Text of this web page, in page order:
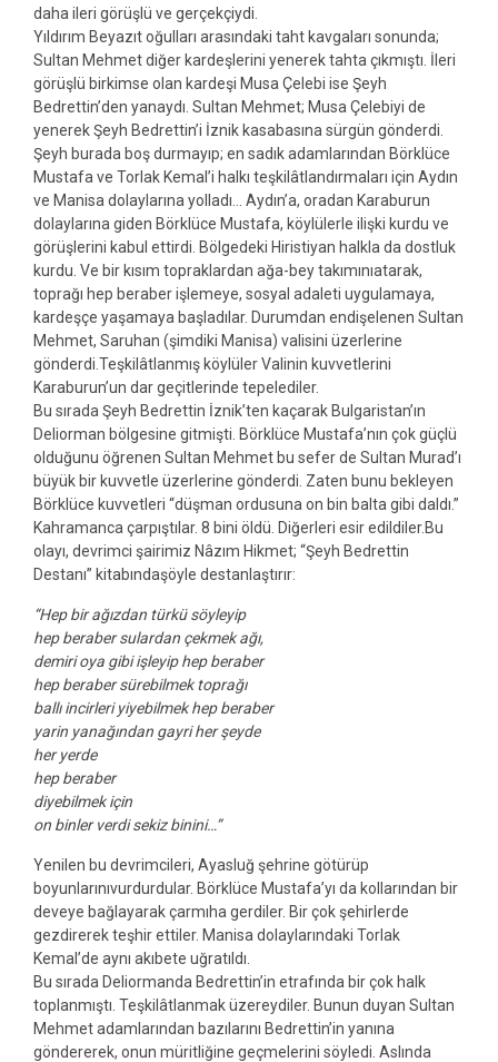
daha ileri görüşlü ve gerçekçiydi.
Yıldırım Beyazıt oğulları arasındaki taht kavgaları sonunda;
Sultan Mehmet diğer kardeşlerini yenerek tahta çıkmıştı. İleri
görüşlü birkimse olan kardeşi Musa Çelebi ise Şeyh
Bedrettin’den yanaydı. Sultan Mehmet; Musa Çelebiyi de
yenerek Şeyh Bedrettin’i İznik kasabasına sürgün gönderdi.
Şeyh burada boş durmayıp; en sadık adamlarından Börklüce
Mustafa ve Torlak Kemal’i halkı teşkilâtlandırmaları için Aydın
ve Manisa dolaylarına yolladı… Aydın’a, oradan Karaburun
dolaylarına giden Börklüce Mustafa, köylülerle ilişki kurdu ve
görüşlerini kabul ettirdi. Bölgedeki Hiristiyan halkla da dostluk
kurdu. Ve bir kısım topraklardan ağa-bey takımınıatarak,
toprağı hep beraber işlemeye, sosyal adaleti uygulamaya,
kardeşçe yaşamaya başladılar. Durumdan endişelenen Sultan
Mehmet, Saruhan (şimdiki Manisa) valisini üzerlerine
gönderdi.Teşkilâtlanmış köylüler Valinin kuvvetlerini
Karaburun’un dar geçitlerinde tepelediler.
Bu sırada Şeyh Bedrettin İznik’ten kaçarak Bulgaristan’ın
Deliorman bölgesine gitmişti. Börklüce Mustafa’nın çok güçlü
olduğunu öğrenen Sultan Mehmet bu sefer de Sultan Murad’ı
büyük bir kuvvetle üzerlerine gönderdi. Zaten bunu bekleyen
Börklüce kuvvetleri “düşman ordusuna on bin balta gibi daldı.”
Kahramanca çarpıştılar. 8 bini öldü. Diğerleri esir edildiler.Bu
olayı, devrimci şairimiz Nâzım Hikmet; “Şeyh Bedrettin
Destanı” kitabındaşöyle destanlaştırır:
“Hep bir ağızdan türkü söyleyip
hep beraber sulardan çekmek ağı,
demiri oya gibi işleyip hep beraber
hep beraber sürebilmek toprağı
ballı incirleri yiyebilmek hep beraber
yarin yanağından gayri her şeyde
her yerde
hep beraber
diyebilmek için
on binler verdi sekiz binini…”
Yenilen bu devrimcileri, Ayasluğ şehrine götürüp
boyunlarınıvurdurdular. Börklüce Mustafa’yı da kollarından bir
deveye bağlayarak çarmıha gerdiler. Bir çok şehirlerde
gezdirerek teşhir ettiler. Manisa dolaylarındaki Torlak
Kemal’de aynı akıbete uğratıldı.
Bu sırada Deliormanda Bedrettin’in etrafında bir çok halk
toplanmıştı. Teşkilâtlanmak üzereydiler. Bunun duyan Sultan
Mehmet adamlarından bazılarını Bedrettin’in yanına
göndererek, onun müritliğine geçmelerini söyledi. Aslında